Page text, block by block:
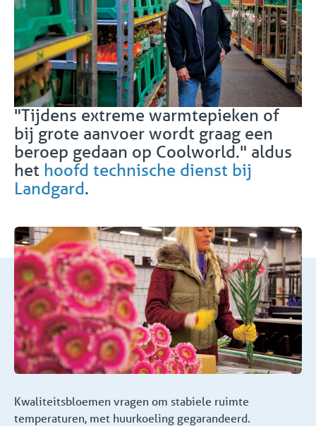
"Tijdens extreme warmtepieken of
bij grote aanvoer wordt graag een
beroep gedaan op Coolworld." aldus
het hoofd technische dienst bij
Landgard.
Kwaliteitsbloemen vragen om stabiele ruimte
temperaturen, met huurkoeling gegarandeerd.